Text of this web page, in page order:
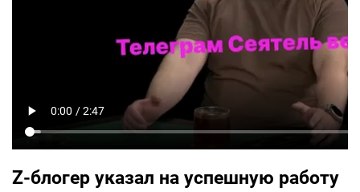
Z-блогер указал на успешную работу